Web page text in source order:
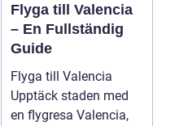
Flyga till Valencia
– En Fullständig
Guide
Flyga till Valencia
Upptäck staden med
en flygresa Valencia,